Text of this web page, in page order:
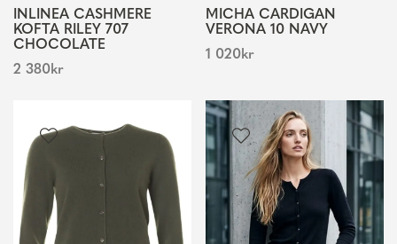
INLINEA CASHMERE
KOFTA RILEY 707
CHOCOLATE
2 380kr
MICHA CARDIGAN
VERONA 10 NAVY
1 020kr